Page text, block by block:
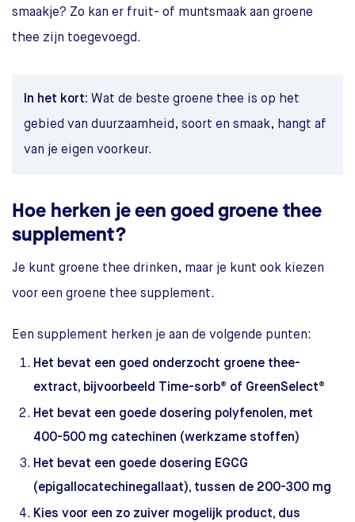
smaakje? Zo kan er fruit- of muntsmaak aan groene
thee zijn toegevoegd.
In het kort: Wat de beste groene thee is op het
gebied van duurzaamheid, soort en smaak, hangt af
van je eigen voorkeur.
Hoe herken je een goed groene thee
supplement?
Je kunt groene thee drinken, maar je kunt ook kiezen
voor een groene thee supplement.
Een supplement herken je aan de volgende punten:
Het bevat een goed onderzocht groene thee-
extract, bijvoorbeeld Time-sorb® of GreenSelect®
Het bevat een goede dosering polyfenolen, met
400-500 mg catechinen (werkzame stoffen)
Het bevat een goede dosering EGCG
(epigallocatechinegallaat), tussen de 200-300 mg
Kies voor een zo zuiver mogelijk product, dus